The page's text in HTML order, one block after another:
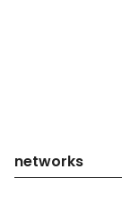
networks